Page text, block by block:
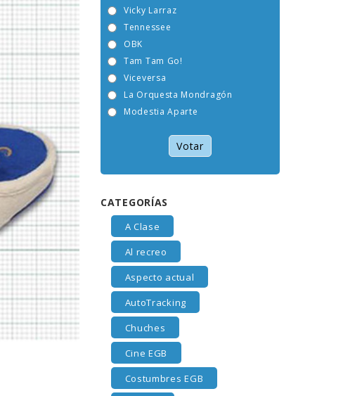
Vicky Larraz
Tennessee
OBK
Tam Tam Go!
Viceversa
La Orquesta Mondragón
Modestia Aparte
Votar
CATEGORÍAS
A Clase
Al recreo
Aspecto actual
AutoTracking
Chuches
Cine EGB
Costumbres EGB